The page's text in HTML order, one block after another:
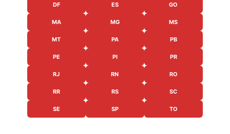
DF ES GO
MA MG MS
MT PA PB
PE PI PR
RJ RN RO
RR RS SC
SE SP TO